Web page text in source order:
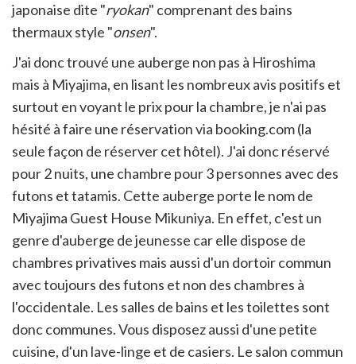
japonaise dite "ryokan" comprenant des bains
thermaux style "onsen".
J'ai donc trouvé une auberge non pas à Hiroshima
mais à Miyajima, en lisant les nombreux avis positifs et
surtout en voyant le prix pour la chambre, je n'ai pas
hésité à faire une réservation via booking.com (la
seule façon de réserver cet hôtel). J'ai donc réservé
pour 2 nuits, une chambre pour 3 personnes avec des
futons et tatamis. Cette auberge porte le nom de
Miyajima Guest House Mikuniya. En effet, c'est un
genre d'auberge de jeunesse car elle dispose de
chambres privatives mais aussi d'un dortoir commun
avec toujours des futons et non des chambres à
l'occidentale. Les salles de bains et les toilettes sont
donc communes. Vous disposez aussi d'une petite
cuisine, d'un lave-linge et de casiers. Le salon commun